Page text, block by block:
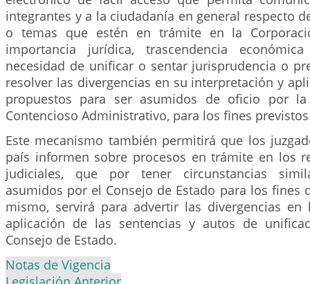
integrantes y a la ciudadanía en general respecto
o temas que estén en trámite en la
importancia jurídica, trascendencia
necesidad de unificar o sentar jurisprudencia o
resolver las divergencias en su interpretación y
propuestos para ser asumidos de oficio por
Contencioso Administrativo, para los fines
Este mecanismo también permitirá que los
país informen sobre procesos en trámite en los
judiciales, que por tener circunstancias
asumidos por el Consejo de Estado para los fines
mismo, servirá para advertir las divergencias
aplicación de las sentencias y autos de
Consejo de Estado.
Notas de Vigencia